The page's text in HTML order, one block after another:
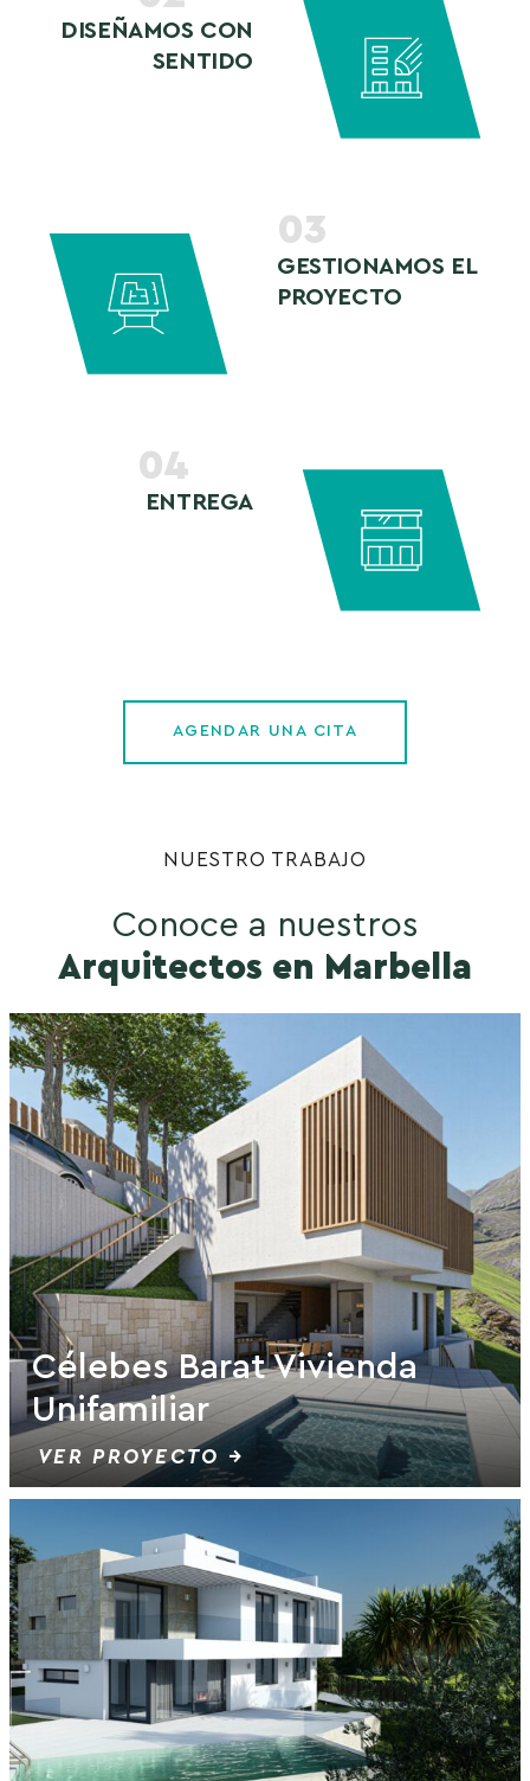
DISEÑAMOS CON
SENTIDO
03
GESTIONAMOS EL
PROYECTO
04
ENTREGA
AGENDAR UNA CITA
NUESTRO TRABAJO
Conoce a nuestros
Arquitectos en Marbella
Célebes Barat Vivienda
Unifamiliar
VER PROYECTO →